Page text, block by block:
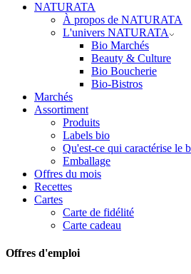
NATURATA
À propos de NATURATA
L'univers NATURATA
Bio Marchés
Beauty & Culture
Bio Boucherie
Bio-Bistros
Marchés
Assortiment
Produits
Labels bio
Qu'est-ce qui caractérise le
Emballage
Offres du mois
Recettes
Cartes
Carte de fidélité
Carte cadeau
Offres d'emploi